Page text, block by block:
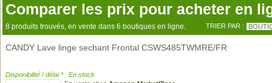
Comparer les prix pour acheter en
8 produits trouvés, en vente dans 6 boutiques en ligne. TRIER PAR :
CANDY Lave linge sechant Frontal CSWS485TWMRE/FR
Disponibilité / délai * : En stock